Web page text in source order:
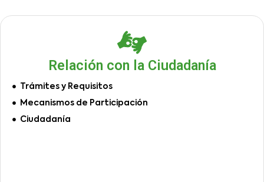
Relación con la Ciudadanía
Trámites y Requisitos
Mecanismos de Participación
Ciudadanía